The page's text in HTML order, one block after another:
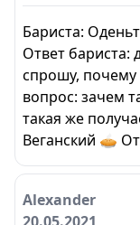
Бариста:
Ответ бариста:
спрошу, почему
вопрос: зачем
такая же
Веганский 🥧
Alexander